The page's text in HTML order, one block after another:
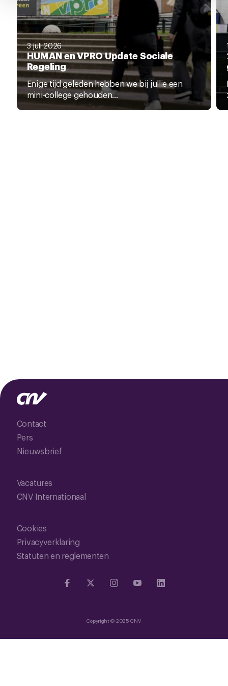
3 juli 2026
HUMAN en VPRO Update Sociale
Regeling
Enige tijd geleden hebben we bij jullie een
mini-college gehouden...
Contact
Pers
Nieuwsbrief
Vacatures
CNV Internationaal
Cookies
Privacyverklaring
Statuten en reglementen
Copyright © 2025 CNV